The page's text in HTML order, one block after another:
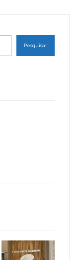
Pesquisar